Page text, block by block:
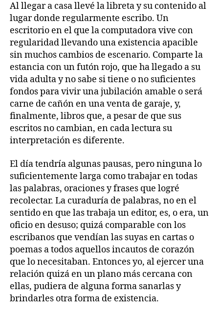
Al llegar a casa llevé la libreta y su contenido al
lugar donde regularmente escribo. Un
escritorio en el que la computadora vive con
regularidad llevando una existencia apacible
sin muchos cambios de escenario. Comparte la
estancia con un futón rojo, que ha llegado a su
vida adulta y no sabe si tiene o no suficientes
fondos para vivir una jubilación amable o será
carne de cañón en una venta de garaje, y,
finalmente, libros que, a pesar de que sus
escritos no cambian, en cada lectura su
interpretación es diferente.
El día tendría algunas pausas, pero ninguna lo
suficientemente larga como trabajar en todas
las palabras, oraciones y frases que logré
recolectar. La curaduría de palabras, no en el
sentido en que las trabaja un editor, es, o era, un
oficio en desuso; quizá comparable con los
escribanos que vendían las suyas en cartas o
poemas a todos aquellos incautos de corazón
que lo necesitaban. Entonces yo, al ejercer una
relación quizá en un plano más cercana con
ellas, pudiera de alguna forma sanarlas y
brindarles otra forma de existencia.